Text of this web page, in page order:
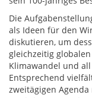
Die
als Ideen für den
diskutieren, um
gleichzeitig
Klimawandel und
Entsprechend
zweitägigen